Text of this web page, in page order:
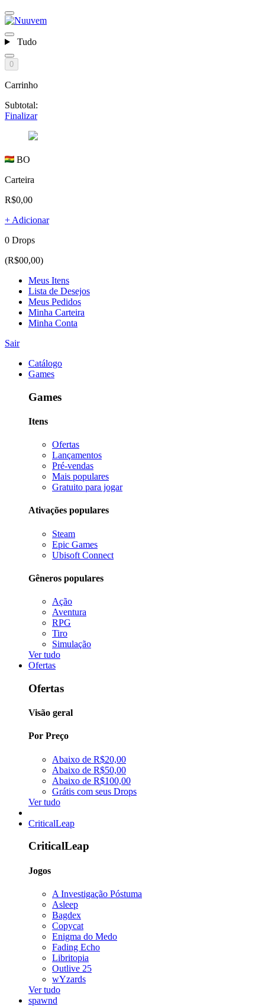
Tudo
0
Carrinho
Subtotal:
Finalizar
BO
Carteira
R$0,00
+ Adicionar
0 Drops
(R$00,00)
Meus Itens
Lista de Desejos
Meus Pedidos
Minha Carteira
Minha Conta
Sair
Catálogo
Games
Games
Itens
Ofertas
Lançamentos
Pré-vendas
Mais populares
Gratuito para jogar
Ativações populares
Steam
Epic Games
Ubisoft Connect
Gêneros populares
Ação
Aventura
RPG
Tiro
Simulação
Ver tudo
Ofertas
Ofertas
Visão geral
Por Preço
Abaixo de R$20,00
Abaixo de R$50,00
Abaixo de R$100,00
Grátis com seus Drops
Ver tudo
CriticalLeap
CriticalLeap
Jogos
A Investigação Póstuma
Asleep
Bagdex
Copycat
Enigma do Medo
Fading Echo
Libritopia
Outlive 25
wYzards
Ver tudo
spawnd